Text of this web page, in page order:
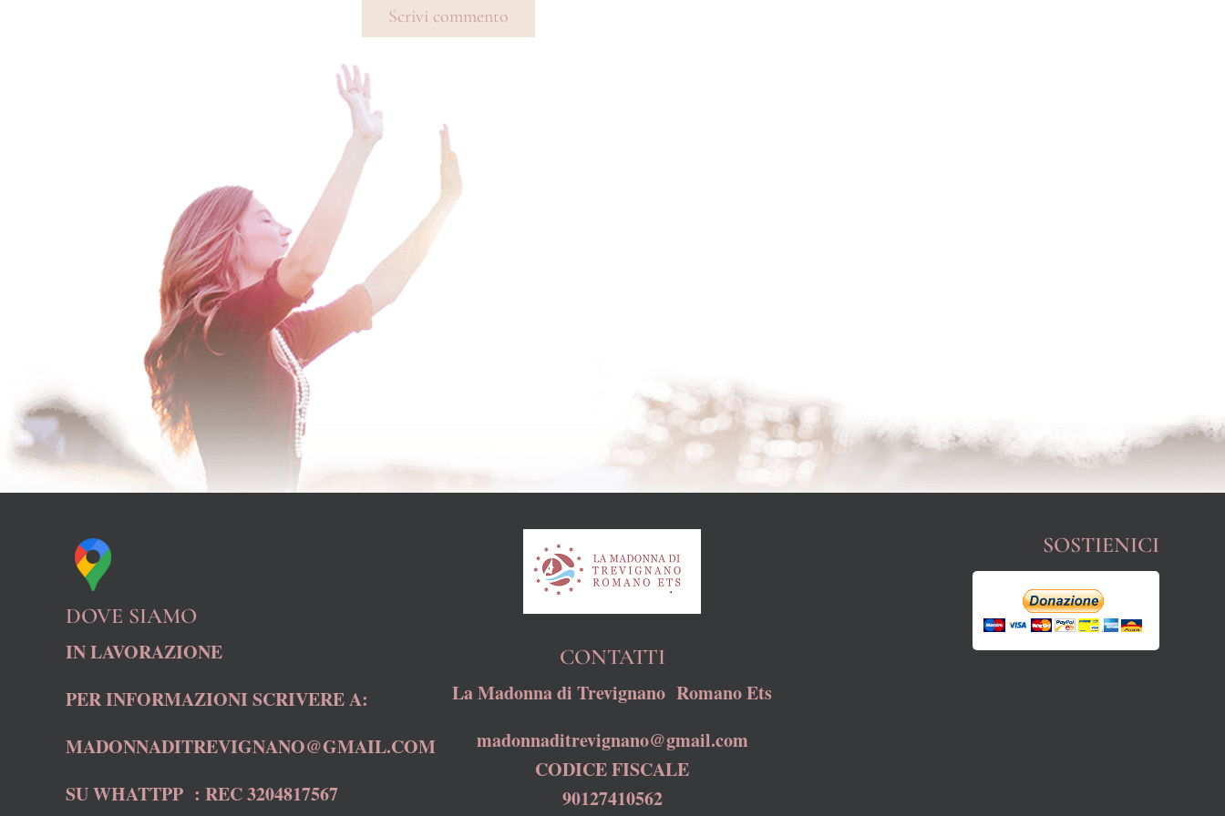
DOVE SIAMO
IN LAVORAZIONE
PER INFORMAZIONI SCRIVERE A:
MADONNADITREVIGNANO@GMAIL.COM
SU WHATTPP : REC 3204817567
CONTATTI
La Madonna di Trevignano Romano Ets
madonnaditrevignano@gmail.com
CODICE FISCALE
90127410562
SOSTIENICI